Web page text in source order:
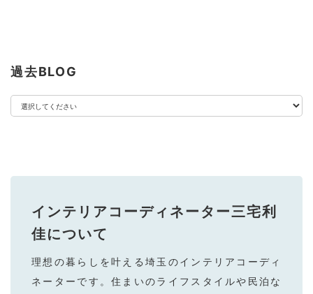
過去BLOG
インテリアコーディネーター三宅利
佳について
理想の暮らしを叶える埼⽟のインテリアコーディ
ネーターです。住まいのライフスタイルや⺠泊な